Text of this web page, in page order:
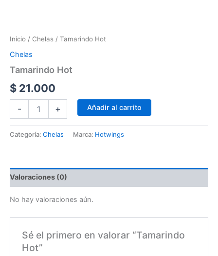
Inicio / Chelas / Tamarindo Hot
Chelas
Tamarindo Hot
$ 21.000
- + Añadir al carrito
Categoría: Chelas Marca: Hotwings
Valoraciones (0)
No hay valoraciones aún.
Sé el primero en valorar “Tamarindo
Hot”